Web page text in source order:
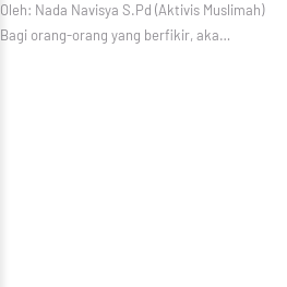
Oleh: Nada Navisya S.Pd (Aktivis Muslimah)
Bagi orang-orang yang berfikir, aka…